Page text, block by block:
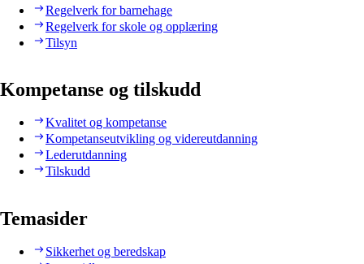
Regelverk for barnehage
Regelverk for skole og opplæring
Tilsyn
Kompetanse og tilskudd
Kvalitet og kompetanse
Kompetanseutvikling og videreutdanning
Lederutdanning
Tilskudd
Temasider
Sikkerhet og beredskap